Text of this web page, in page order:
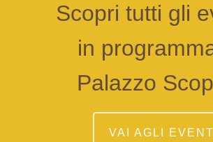
Scopri tutti gli
in
Palazzo
VAI AGLI EVENTI